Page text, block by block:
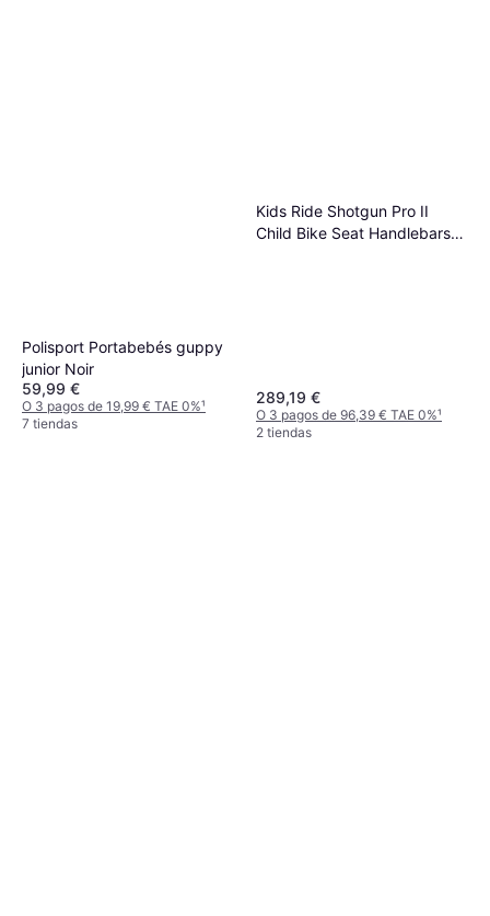
Polisport Portabebés guppy
junior Noir
59,99 €
O 3 pagos de 19,99 € TAE 0%¹
7 tiendas
Kids Ride Shotgun Pro II
Child Bike Seat Handlebars
289,19 €
O 3 pagos de 96,39 € TAE 0%¹
2 tiendas